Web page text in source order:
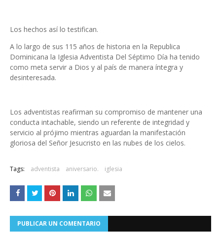
Los hechos así lo testifican.
A lo largo de sus 115 años de historia en la Republica
Dominicana la Iglesia Adventista Del Séptimo Día ha tenido
como meta servir a Dios y al país de manera íntegra y
desinteresada.
Los adventistas reafirman su compromiso de mantener una
conducta intachable, siendo un referente de integridad y
servicio al prójimo mientras aguardan la manifestación
gloriosa del Señor Jesucristo en las nubes de los cielos.
Tags: adventista aniversario. iglesia
PUBLICAR UN COMENTARIO